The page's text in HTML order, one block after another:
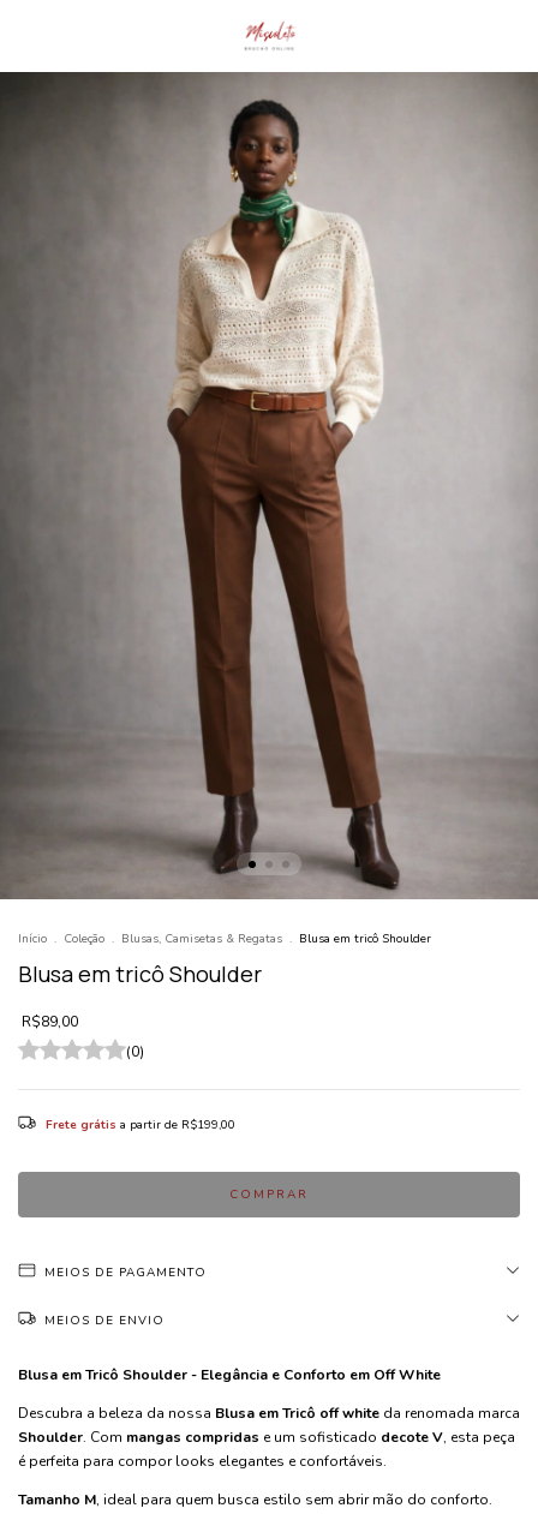
Início . Coleção . Blusas, Camisetas & Regatas . Blusa em tricô Shoulder
Blusa em tricô Shoulder
R$89,00
(0)
Frete grátis a partir de R$199,00
MEIOS DE PAGAMENTO
MEIOS DE ENVIO
Blusa em Tricô Shoulder - Elegância e Conforto em Off White
Descubra a beleza da nossa Blusa em Tricô off white da renomada marca
Shoulder. Com mangas compridas e um sofisticado decote V, esta peça
é perfeita para compor looks elegantes e confortáveis.
Tamanho M, ideal para quem busca estilo sem abrir mão do conforto.